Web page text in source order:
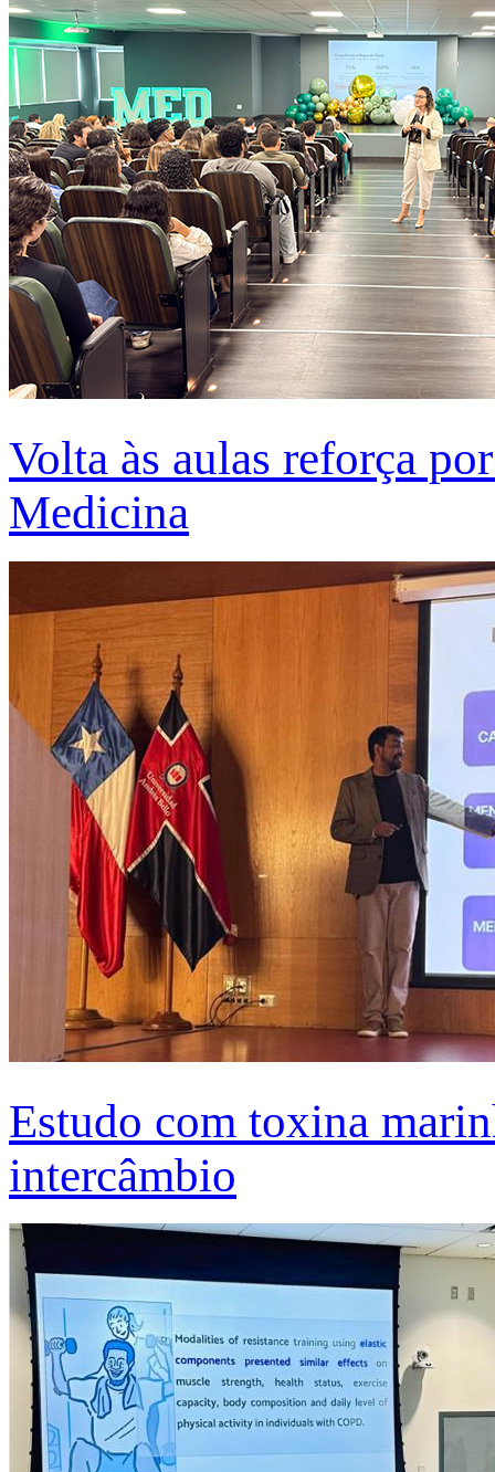
Volta às aulas reforça
Medicina
Estudo com toxina
intercâmbio